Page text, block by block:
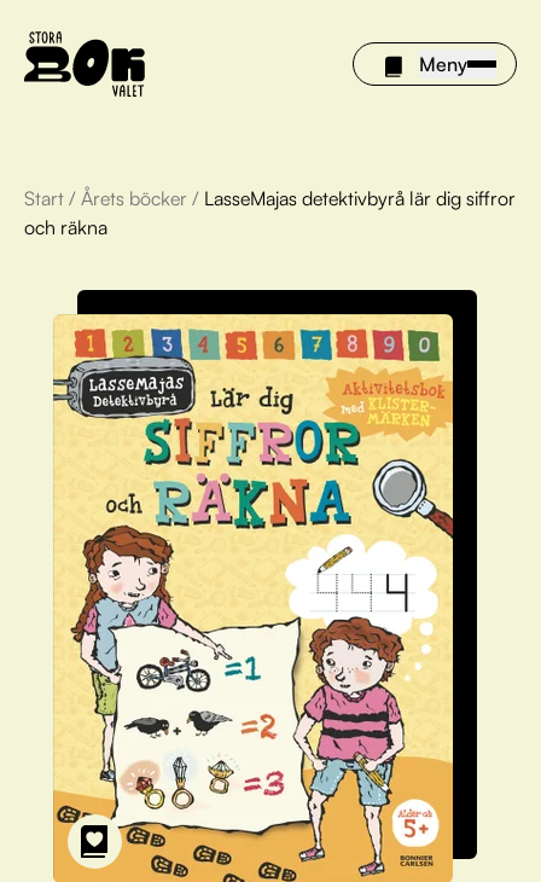
Meny
Årets böcker
Om Stora bokvalet
Olivia tipsar
Vinnare
FAQ
För bibliotek
Start / Årets böcker / LasseMajas detektivbyrå lär dig siffror
och räkna